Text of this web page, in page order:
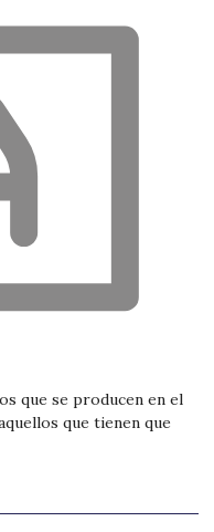
que se producen en el
que tienen que